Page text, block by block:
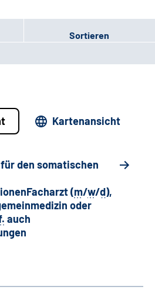
Sortieren
Kartenansicht
den somatischen
(m/w/d),
oder
auch